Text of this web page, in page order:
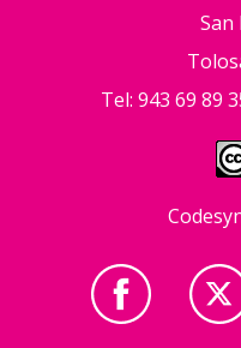
San
Tel: 943 69 89